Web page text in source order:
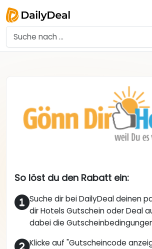
So löst du den Rabatt ein:
Suche dir bei DailyDeal deinen
dir Hotels Gutschein oder Deal
dabei die
Klicke auf "Gutscheincode